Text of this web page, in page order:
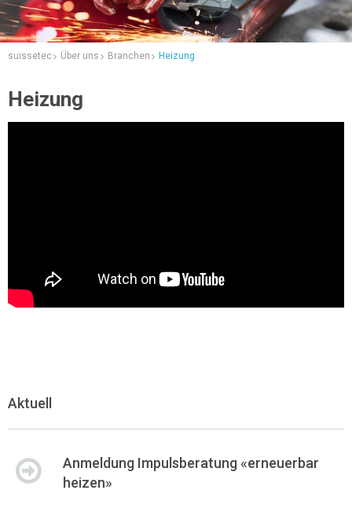
suissetec Über uns Branchen Heizung
Heizung
Aktuell
Anmeldung Impulsberatung «erneuerbar
heizen»